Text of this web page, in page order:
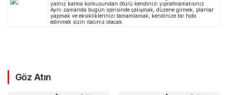
yalnız kalma korkusundan ötürü kendinizi yıpratmamalısınız.
Aynı zamanda bugün içerisinde çalışmak, düzene girmek, planlar
yapmak ve eksikliklerinizi tamamlamak, kendinize bir hobi
edinmek sizin ilacınız olacak.
Göz Atın